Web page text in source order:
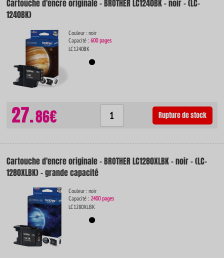
Cartouche d'encre originale - BROTHER LC1240BK - noir - (LC-
1240BK)
Couleur : noir
Capacité :600 pages
LC1240BK
27.86€ Rupture de stock
Cartouche d'encre originale - BROTHER LC1280XLBK - noir - (LC-
1280XLBK) - grande capacité
Couleur : noir
Capacité :2400 pages
LC1280XLBK